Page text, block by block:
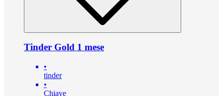
Tinder Gold 1 mese
•
tinder
•
Chiave